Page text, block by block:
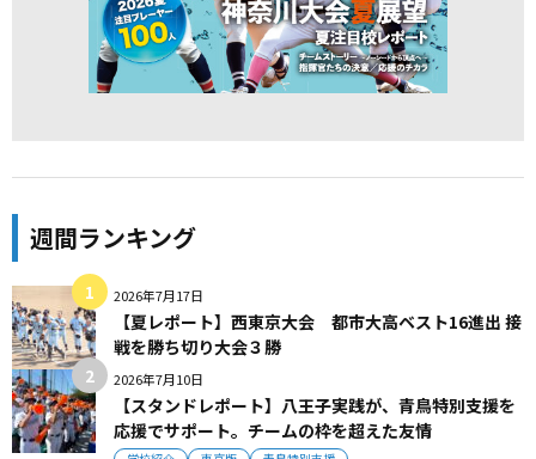
週間ランキング
2026年7月17日
【夏レポート】西東京大会 都市大高ベスト16進出 接
戦を勝ち切り大会３勝
2026年7月10日
【スタンドレポート】八王子実践が、青鳥特別支援を
応援でサポート。チームの枠を超えた友情